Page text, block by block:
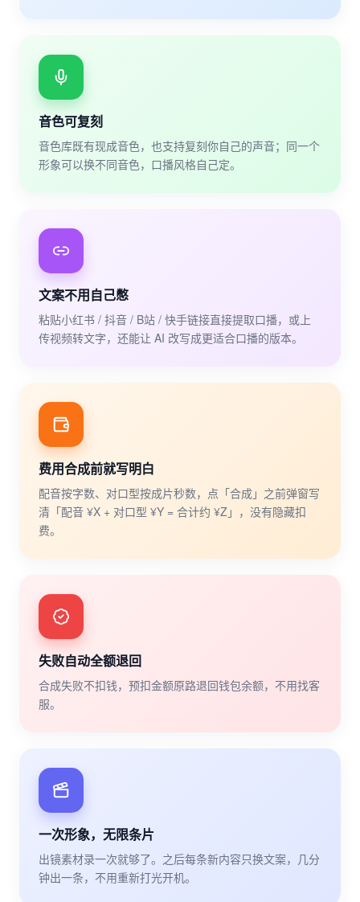
音色可复刻
音色库既有现成音色，也支持复刻你自己的声音；同一个
形象可以换不同音色，口播风格自己定。
文案不用自己憋
粘贴小红书 / 抖音 / B站 / 快手链接直接提取口播，或上
传视频转文字，还能让 AI 改写成更适合口播的版本。
费用合成前就写明白
配音按字数、对口型按成片秒数，点「合成」之前弹窗写
清「配音 ¥X + 对口型 ¥Y = 合计约 ¥Z」，没有隐藏扣
费。
失败自动全额退回
合成失败不扣钱，预扣金额原路退回钱包余额，不用找客
服。
一次形象，无限条片
出镜素材录一次就够了。之后每条新内容只换文案，几分
钟出一条，不用重新打光开机。